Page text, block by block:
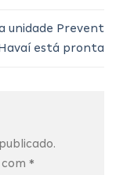
unidade Prevent
está pronta
*